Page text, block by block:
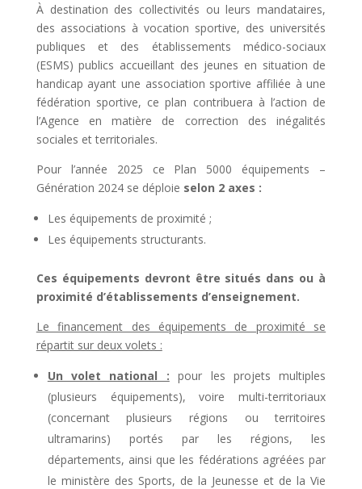
À destination des collectivités ou leurs mandataires,
des associations à vocation sportive, des universités
publiques et des établissements médico-sociaux
(ESMS) publics accueillant des jeunes en situation de
handicap ayant une association sportive affiliée à une
fédération sportive, ce plan contribuera à l’action de
l’Agence en matière de correction des inégalités
sociales et territoriales.
Pour l’année 2025 ce Plan 5000 équipements –
Génération 2024 se déploie selon 2 axes :
Les équipements de proximité ;
Les équipements structurants.
Ces équipements devront être situés dans ou à
proximité d’établissements d’enseignement.
Le financement des équipements de proximité se
répartit sur deux volets :
Un volet national : pour les projets multiples
(plusieurs équipements), voire multi-territoriaux
(concernant plusieurs régions ou territoires
ultramarins) portés par les régions, les
départements, ainsi que les fédérations agréées par
le ministère des Sports, de la Jeunesse et de la Vie